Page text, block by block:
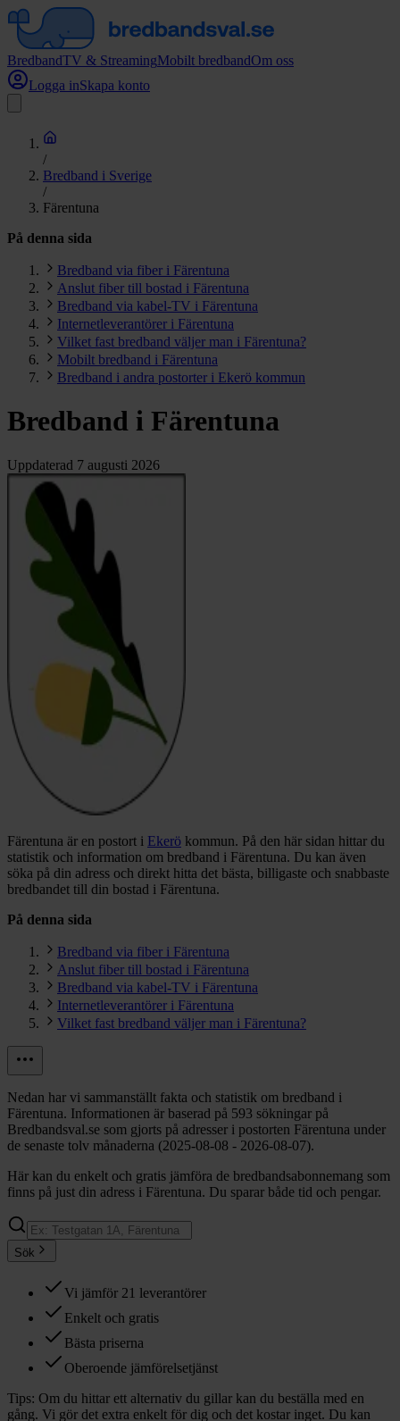
BredbandTV & StreamingMobilt bredbandOm oss
Logga inSkapa konto
/
Bredband i Sverige
/
Färentuna
På denna sida
Bredband via fiber i Färentuna
Anslut fiber till bostad i Färentuna
Bredband via kabel-TV i Färentuna
Internetleverantörer i Färentuna
Vilket fast bredband väljer man i Färentuna?
Mobilt bredband i Färentuna
Bredband i andra postorter i Ekerö kommun
Bredband i Färentuna
Uppdaterad 7 augusti 2026
Färentuna är en postort i Ekerö kommun. På den här sidan hittar du
statistik och information om bredband i Färentuna. Du kan även
söka på din adress och direkt hitta det bästa, billigaste och snabbaste
bredbandet till din bostad i Färentuna.
På denna sida
Bredband via fiber i Färentuna
Anslut fiber till bostad i Färentuna
Bredband via kabel-TV i Färentuna
Internetleverantörer i Färentuna
Vilket fast bredband väljer man i Färentuna?
Nedan har vi sammanställt fakta och statistik om bredband i
Färentuna. Informationen är baserad på 593 sökningar på
Bredbandsval.se som gjorts på adresser i postorten Färentuna under
de senaste tolv månaderna (2025-08-08 - 2026-08-07).
Här kan du enkelt och gratis jämföra de bredbandsabonnemang som
finns på just din adress i Färentuna. Du sparar både tid och pengar.
Sök
Vi jämför 21 leverantörer
Enkelt och gratis
Bästa priserna
Oberoende jämförelsetjänst
Tips: Om du hittar ett alternativ du gillar kan du beställa med en
gång. Vi gör det extra enkelt för dig och det kostar inget. Du kan